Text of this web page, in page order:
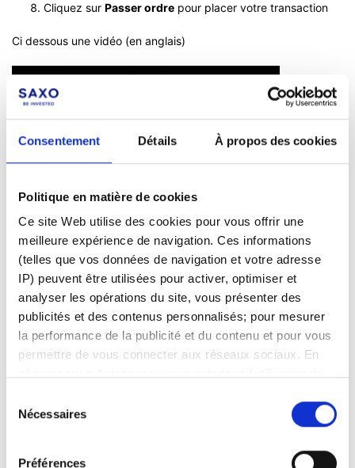
Consentement Détails À propos des cookies
Politique en matière de cookies
Ce site Web utilise des cookies pour vous offrir une
meilleure expérience de navigation. Ces informations
(telles que vos données de navigation et votre adresse
IP) peuvent être utilisées pour activer, optimiser et
analyser les opérations du site, vous présenter des
publicités et des contenus personnalisés; pour mesurer
la performance de la publicité et du contenu et pour vous
permettre de vous connecter aux réseaux sociaux. En
personnelles. Sélectionnez « Gérer le consentement »
pour gérer vos préférences de consentement. Une fois
confirmées, vos préférences de consentement sont
Nécessaires
Préférences
Cliquez sur Passer ordre pour placer votre transaction
Ci dessous une vidéo (en anglais)
Le Stop Traînant peut aussi être utilisé pour une position
Short ( vente à découvert )
Les ordres stop suiveurs fonctionnent également pour les
positions courtes ( short ), mais dans ce cas, le stop suiveur
est placé au-dessus du prix actuel du marché.
existante
Vous pouvez aussi ajouter un ordre Stop Traînant à une position